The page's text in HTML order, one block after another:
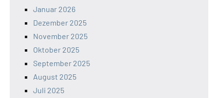
Januar 2026
Dezember 2025
November 2025
Oktober 2025
September 2025
August 2025
Juli 2025